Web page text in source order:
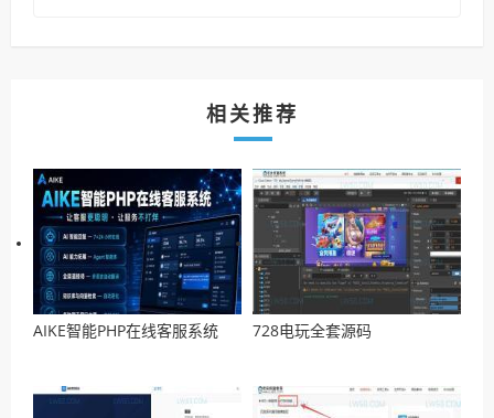
相关推荐
AIKE智能PHP在线客服系统 728电玩全套源码